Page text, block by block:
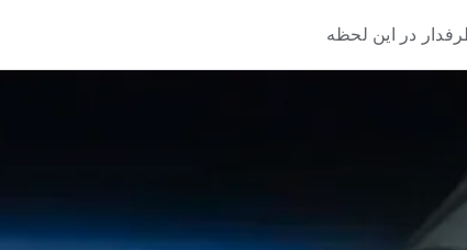
در این لحظه